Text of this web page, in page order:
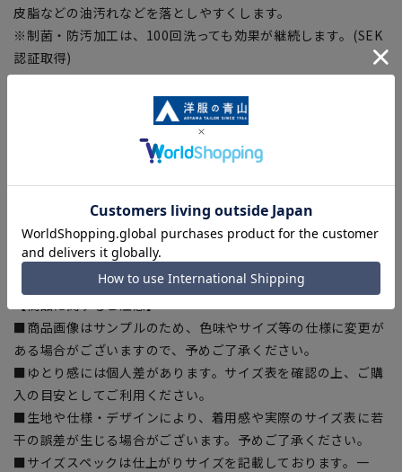
皮脂などの油汚れなどを落としやすくします。
※制菌・防汚加工は、100回洗っても効果が継続します。(SEK
認証取得)
※生地の制菌・防汚性能を示したものとなり、製品性能を保証
するものではございません。
厳しい分析試験にクリアし世界最高水準の安全な繊維製品の証
「OEKO-TEX®STANDARD100」に認証された素材を使用しま
した。生地から付属まですべてが厳しい基準をクリアした素材
を使用、安全を安心して着用いただけます。
【シルエット】《細め(スリム)》 (当社比)
■商品画像はサンプルのため、色味やサイズ等の仕様に変更が
ある場合がございますので、予めご了承ください。
■ゆとり感には個人差があります。サイズ表を確認の上、ご購
入の目安としてご利用ください。
■生地や仕様・デザインにより、着用感や実際のサイズ表に若
干の誤差が生じる場合がございます。予めご了承ください。
■サイズスペックは仕上がりサイズを記載しております。一